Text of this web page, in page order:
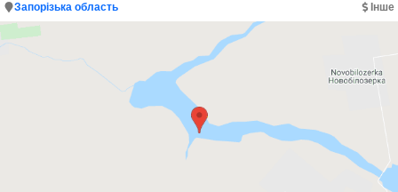
Запорізька область Інше